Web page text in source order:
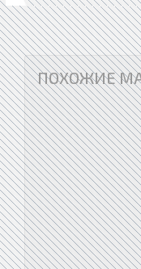
ПОХОЖИЕ